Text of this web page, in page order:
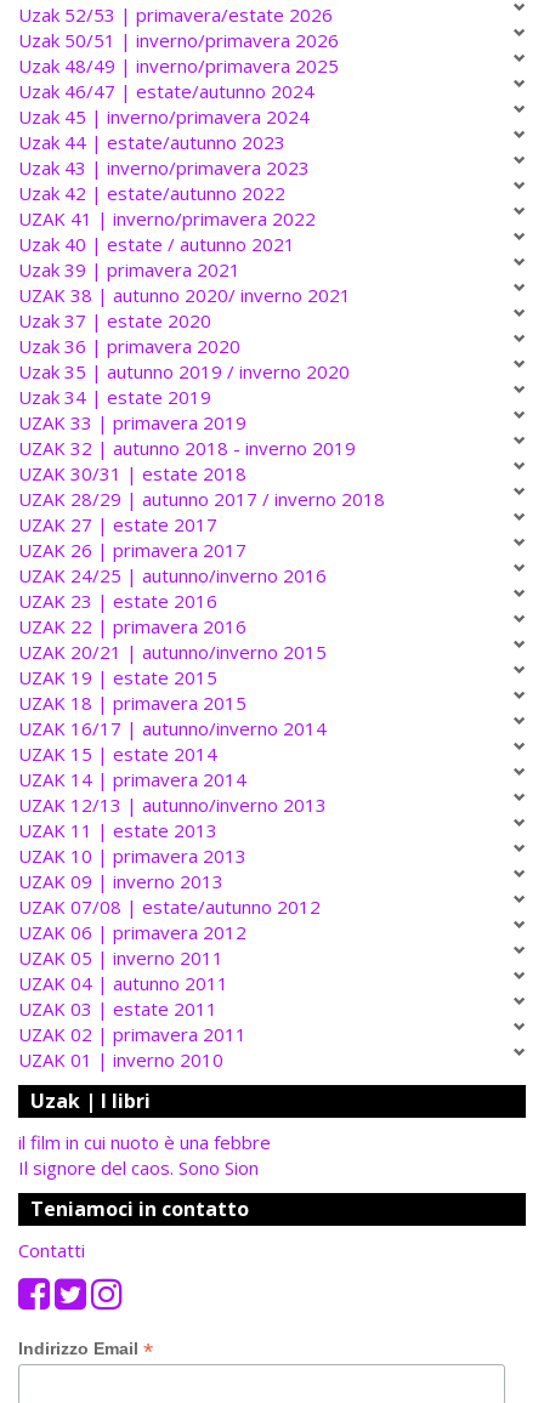
Uzak 52/53 | primavera/estate 2026
Uzak 50/51 | inverno/primavera 2026
Uzak 48/49 | inverno/primavera 2025
Uzak 46/47 | estate/autunno 2024
Uzak 45 | inverno/primavera 2024
Uzak 44 | estate/autunno 2023
Uzak 43 | inverno/primavera 2023
Uzak 42 | estate/autunno 2022
UZAK 41 | inverno/primavera 2022
Uzak 40 | estate / autunno 2021
Uzak 39 | primavera 2021
UZAK 38 | autunno 2020/ inverno 2021
Uzak 37 | estate 2020
Uzak 36 | primavera 2020
Uzak 35 | autunno 2019 / inverno 2020
Uzak 34 | estate 2019
UZAK 33 | primavera 2019
UZAK 32 | autunno 2018 - inverno 2019
UZAK 30/31 | estate 2018
UZAK 28/29 | autunno 2017 / inverno 2018
UZAK 27 | estate 2017
UZAK 26 | primavera 2017
UZAK 24/25 | autunno/inverno 2016
UZAK 23 | estate 2016
UZAK 22 | primavera 2016
UZAK 20/21 | autunno/inverno 2015
UZAK 19 | estate 2015
UZAK 18 | primavera 2015
UZAK 16/17 | autunno/inverno 2014
UZAK 15 | estate 2014
UZAK 14 | primavera 2014
UZAK 12/13 | autunno/inverno 2013
UZAK 11 | estate 2013
UZAK 10 | primavera 2013
UZAK 09 | inverno 2013
UZAK 07/08 | estate/autunno 2012
UZAK 06 | primavera 2012
UZAK 05 | inverno 2011
UZAK 04 | autunno 2011
UZAK 03 | estate 2011
UZAK 02 | primavera 2011
UZAK 01 | inverno 2010
Uzak | I libri
il film in cui nuoto è una febbre
Il signore del caos. Sono Sion
Teniamoci in contatto
Contatti
Indirizzo Email *